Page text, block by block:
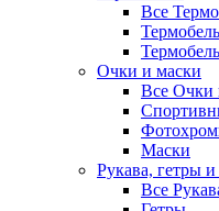
Все
Очки и маски
Все Очки
Маски
Рукава, гетры и
Все